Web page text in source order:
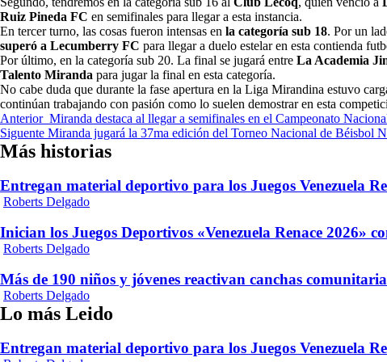
Ruiz Pineda FC en semifinales para llegar a esta instancia.
En tercer turno, las cosas fueron intensas en la categoría sub 18. Por un
superó a Lecumberry FC para llegar a duelo estelar en esta contienda
Por último, en la categoría sub 20. La final se jugará entre La Academia
Talento Miranda para jugar la final en esta categoría.
No cabe duda que durante la fase apertura en la Liga Mirandina estuvo
continúan trabajando con pasión como lo suelen demostrar en esta
Navegación
de
entradas
AnteriorMiranda destaca al llegar a semifinales en el Campeonato
Siguente Miranda jugará la 37ma edición del Torneo Nacional de Béisbol
Más historias
Entregan material deportivo para los Juegos Venezuela
Roberts Delgado
Inician los Juegos Deportivos «Venezuela Renace 2026»
Roberts Delgado
Más de 190 niños y jóvenes reactivan canchas
Roberts Delgado
Lo más Leido
Entregan material deportivo para los Juegos Venezuela